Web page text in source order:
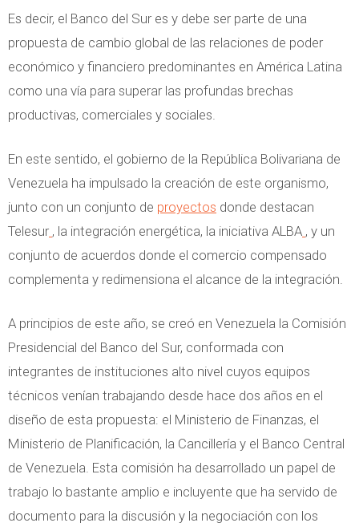
Es decir, el Banco del Sur es y debe ser parte de una
propuesta de cambio global de las relaciones de poder
económico y financiero predominantes en América Latina
como una vía para superar las profundas brechas
productivas, comerciales y sociales.
En este sentido, el gobierno de la República Bolivariana de
Venezuela ha impulsado la creación de este organismo,
junto con un conjunto de proyectos donde destacan
Telesur , la integración energética, la iniciativa ALBA , y un
conjunto de acuerdos donde el comercio compensado
complementa y redimensiona el alcance de la integración.
A principios de este año, se creó en Venezuela la Comisión
Presidencial del Banco del Sur, conformada con
integrantes de instituciones alto nivel cuyos equipos
técnicos venían trabajando desde hace dos años en el
diseño de esta propuesta: el Ministerio de Finanzas, el
Ministerio de Planificación, la Cancillería y el Banco Central
de Venezuela. Esta comisión ha desarrollado un papel de
trabajo lo bastante amplio e incluyente que ha servido de
documento para la discusión y la negociación con los